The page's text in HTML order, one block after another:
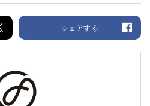
シェアする